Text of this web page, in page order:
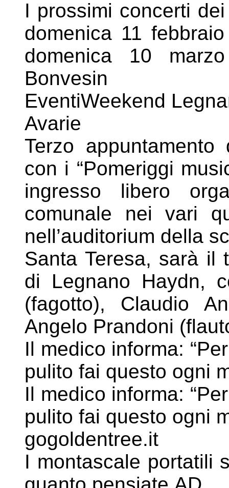
I prossimi concerti
domenica 11
domenica 10
Bonvesin
EventiWeekend
Avarie
Terzo
con i “Pomeriggi
ingresso libero
comunale nei vari
nell’auditorium della
Santa Teresa, sarà il
di Legnano Haydn,
(fagotto), Claudio
Angelo Prandoni
Il medico informa:
pulito fai questo ogni
Il medico informa:
pulito fai questo ogni
gogoldentree.it
I montascale portatili